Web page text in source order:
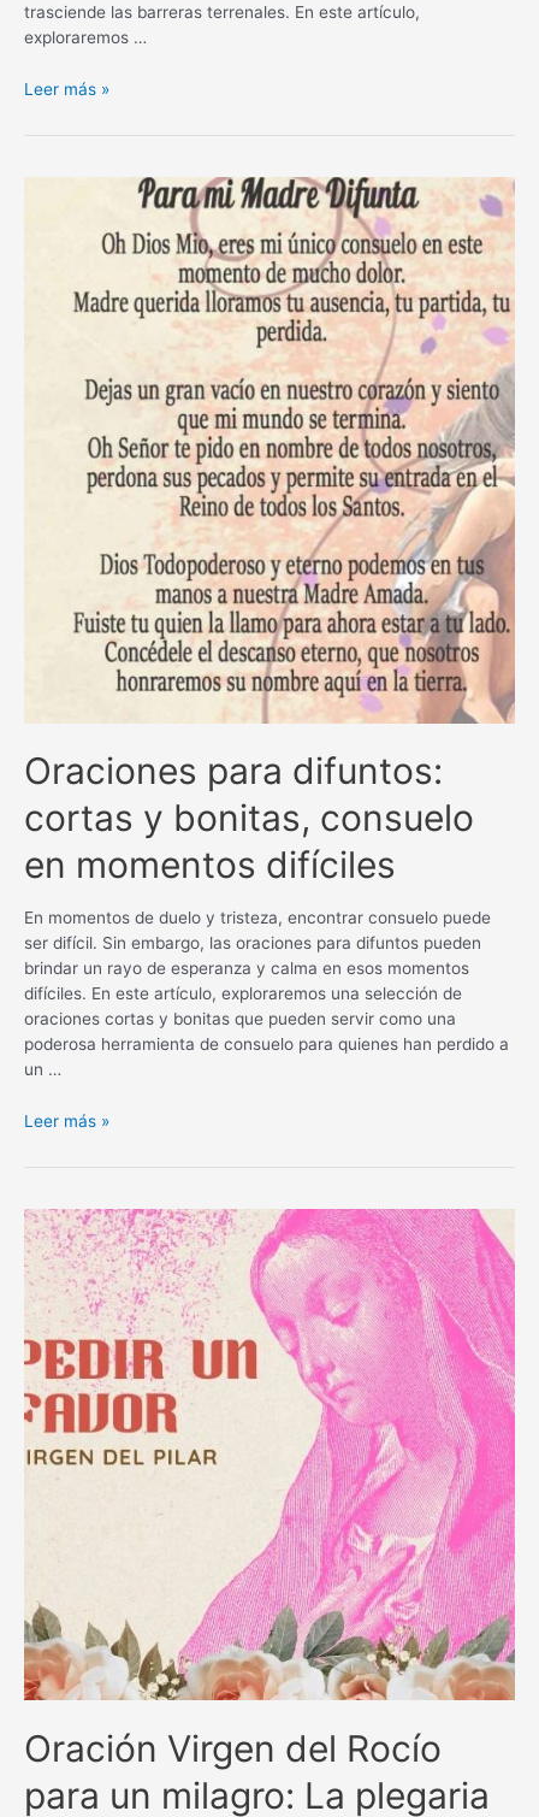
trasciende las barreras terrenales. En este artículo,
exploraremos …
Oraciones
Fortaleza
Leer más »
Oraciones para difuntos:
cortas y bonitas, consuelo
en momentos difíciles
En momentos de duelo y tristeza, encontrar consuelo puede
ser difícil. Sin embargo, las oraciones para difuntos pueden
brindar un rayo de esperanza y calma en esos momentos
difíciles. En este artículo, exploraremos una selección de
oraciones cortas y bonitas que pueden servir como una
poderosa herramienta de consuelo para quienes han perdido a
un …
Oraciones
difuntos:
y
bonitas,
consuelo
en
momentos
difíciles
Leer más »
Oración Virgen del Rocío
para un milagro: La plegaria